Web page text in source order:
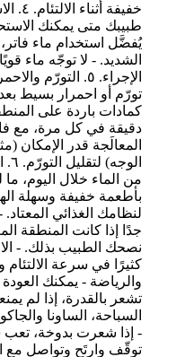
طبيبك متى يمكنك
يُفضَّل استخدام ماء فاتر،
الشديد. - لا توجّه ماء
الإجراء. ٥.
تورّم أو احمرار بسيط
دقيقة في كل مرة، مع
المعالَجة قدر الإمكان
من الماء خلال اليوم،
بأطعمة خفيفة وسهلة
لنظامك الغذائي
جدًا إذا كانت المنطقة
نصحك الطبيب بذلك. -
والرياضة - يمكنك
تشعر بالقدرة، إذا لم
السباحة، الساونا
- إذا شعرت بدوخة، تعب